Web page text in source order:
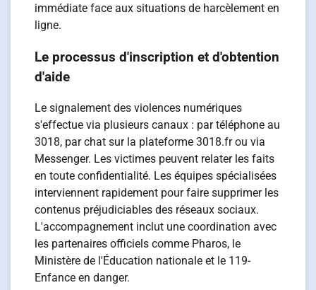
immédiate face aux situations de harcèlement en
ligne.
Le processus d'inscription et d'obtention
d'aide
Le signalement des violences numériques
s'effectue via plusieurs canaux : par téléphone au
3018, par chat sur la plateforme 3018.fr ou via
Messenger. Les victimes peuvent relater les faits
en toute confidentialité. Les équipes spécialisées
interviennent rapidement pour faire supprimer les
contenus préjudiciables des réseaux sociaux.
L'accompagnement inclut une coordination avec
les partenaires officiels comme Pharos, le
Ministère de l'Éducation nationale et le 119-
Enfance en danger.